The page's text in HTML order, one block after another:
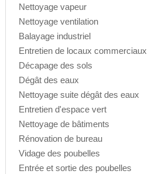
Nettoyage vapeur
Nettoyage ventilation
Balayage industriel
Entretien de locaux commerciaux
Décapage des sols
Dégât des eaux
Nettoyage suite dégât des eaux
Entretien d'espace vert
Nettoyage de bâtiments
Rénovation de bureau
Vidage des poubelles
Entrée et sortie des poubelles